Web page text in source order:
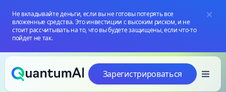
Не вкладывайте деньги, если вы не готовы потерять все
вложенные средства. Это инвестиции с высоким риском, и не
стоит рассчитывать на то, что вы будете защищены, если что-то
пойдет не так.
Перейти к содержанию
Зарегистрироваться